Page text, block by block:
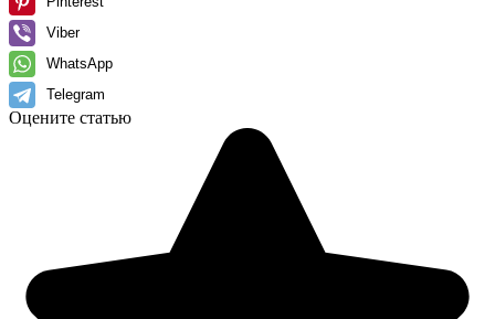
Viber
WhatsApp
Telegram
Оцените статью